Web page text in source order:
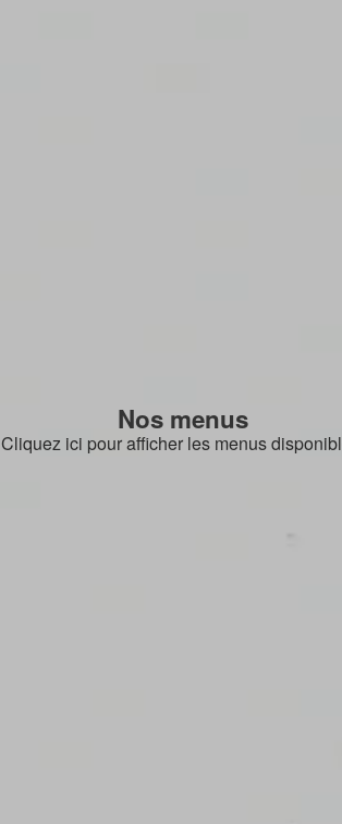
Nos menus
Cliquez ici pour afficher les menus